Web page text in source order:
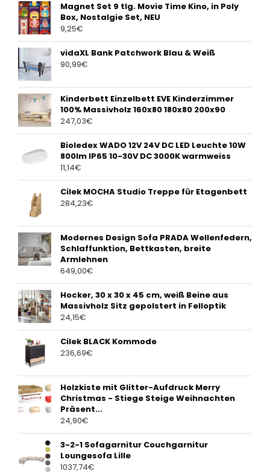
Magnet Set 9 tlg. Movie Time Kino, in Poly
Box, Nostalgie Set, NEU
9,25€
vidaXL Bank Patchwork Blau & Weiß
90,99€
Kinderbett Einzelbett EVE Kinderzimmer
100% Massivholz 160x80 180x80 200x90
247,03€
Bioledex WADO 12V 24V DC LED Leuchte 10W
800lm IP65 10-30V DC 3000K warmweiss
11,14€
Cilek MOCHA Studio Treppe für Etagenbett
284,23€
Modernes Design Sofa PRADA Wellenfedern,
Schlaffunktion, Bettkasten, breite
Armlehnen
649,00€
Hocker, 30 x 30 x 45 cm, weiß Beine aus
Massivholz Sitz gepolstert in Felloptik
24,15€
Cilek BLACK Kommode
236,69€
Holzkiste mit Glitter-Aufdruck Merry
Christmas - Stiege Steige Weihnachten
Präsent...
24,90€
3-2-1 Sofagarnitur Couchgarnitur
Loungesofa Lille
1037,74€